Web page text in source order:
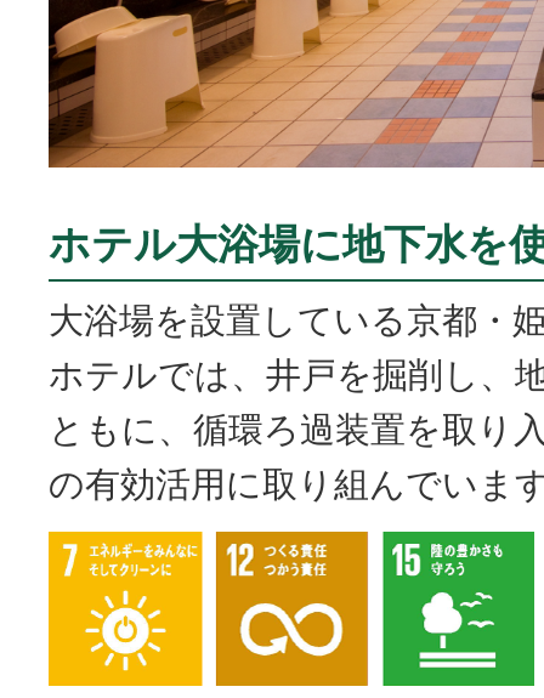
ホテル大浴場に地下水を
大浴場を設置している京都・
ホテルでは、井戸を掘削し、
ともに、循環ろ過装置を取り
の有効活用に取り組んでいま